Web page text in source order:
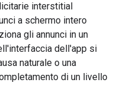
interstitial
a schermo intero
gli annunci in un
dell'app si
naturale o una
di un livello